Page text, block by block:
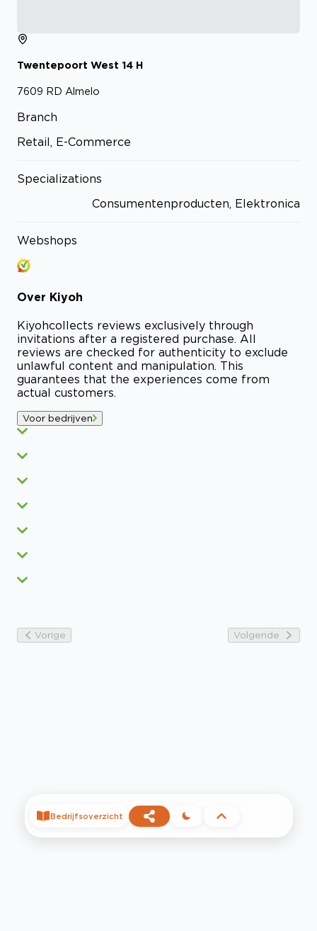
Twentepoort West 14 H
7609 RD Almelo
Branch
Retail, E-Commerce
Specializations
Consumentenproducten, Elektronica
Webshops
Over Kiyoh
Kiyohcollects reviews exclusively through
invitations after a registered purchase. All
reviews are checked for authenticity to exclude
unlawful content and manipulation. This
guarantees that the experiences come from
actual customers.
Voor bedrijven
Vorige Volgende
Bedrijfsoverzicht